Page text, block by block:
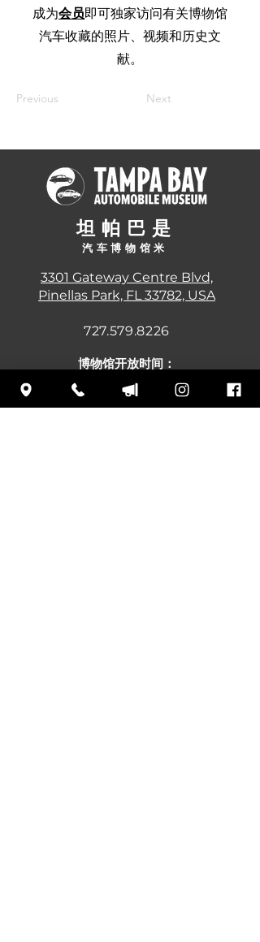
成为会员即可独家访问有关博物馆
汽车收藏的照片、视频和历史文
献。
Previous Next
坦帕巴 是
汽车博物馆米
3301 Gateway Centre Blvd,
Pinellas Park, FL 33782, USA
727.579.8226
博物馆开放时间：
《周易》：商务 10 点 zhì 下五 4:30 舟
儿：管笔 xīngqísān: 商午 10 diǎn zhì